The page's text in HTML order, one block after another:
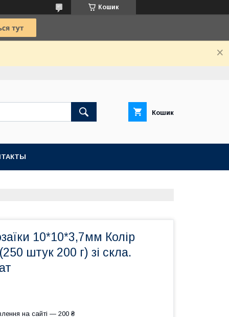
Кошик
Кошик
10*10*3,7мм Колір
штук 200 г) зі скла.
на сайті — 200 ₴